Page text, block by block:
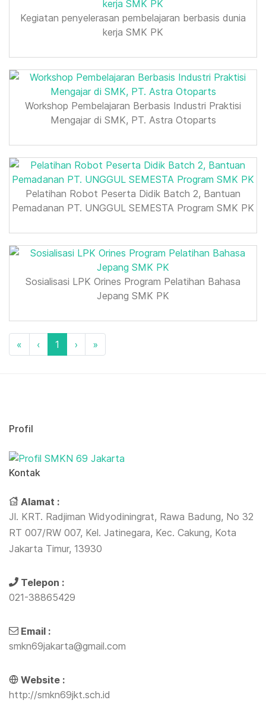
Kegiatan penyelerasan pembelajaran berbasis dunia
kerja SMK PK
Workshop Pembelajaran Berbasis Industri Praktisi
Mengajar di SMK, PT. Astra Otoparts
Pelatihan Robot Peserta Didik Batch 2, Bantuan
Pemadanan PT. UNGGUL SEMESTA Program SMK PK
Sosialisasi LPK Orines Program Pelatihan Bahasa
Jepang SMK PK
« ‹ 1 › »
Profil
Kontak
Alamat :
Jl. KRT. Radjiman Widyodiningrat, Rawa Badung, No 32
RT 007/RW 007, Kel. Jatinegara, Kec. Cakung, Kota
Jakarta Timur, 13930
Telepon :
021-38865429
Email :
smkn69jakarta@gmail.com
Website :
http://smkn69jkt.sch.id